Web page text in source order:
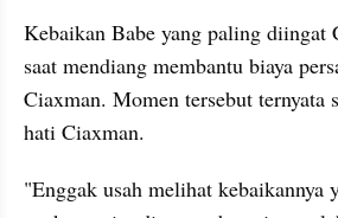
Kebaikan Babe yang paling diingat
saat mendiang membantu biaya
Ciaxman. Momen tersebut ternyata
hati Ciaxman.
"Enggak usah melihat kebaikannya